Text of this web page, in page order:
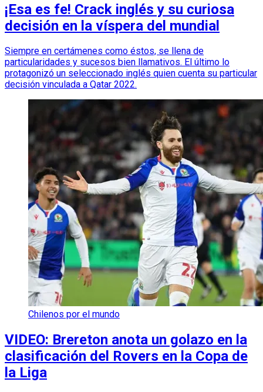
¡Esa es fe! Crack inglés y su curiosa
decisión en la víspera del mundial
Siempre en certámenes como éstos, se llena de
particularidades y sucesos bien llamativos. El último lo
protagonizó un seleccionado inglés quien cuenta su particular
decisión vinculada a Qatar 2022.
Chilenos por el mundo
VIDEO: Brereton anota un golazo en la
clasificación del Rovers en la Copa de
la Liga